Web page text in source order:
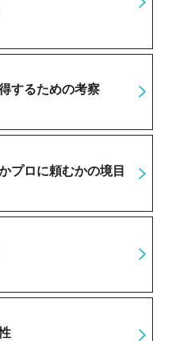
するための考察
プロに頼むかの境目